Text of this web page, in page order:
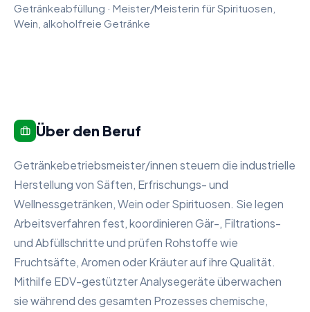
Getränkeabfüllung · Meister/Meisterin für Spirituosen,
Wein, alkoholfreie Getränke
Über den Beruf
Getränkebetriebsmeister/innen steuern die industrielle
Herstellung von Säften, Erfrischungs- und
Wellnessgetränken, Wein oder Spirituosen. Sie legen
Arbeitsverfahren fest, koordinieren Gär-, Filtrations-
und Abfüllschritte und prüfen Rohstoffe wie
Fruchtsäfte, Aromen oder Kräuter auf ihre Qualität.
Mithilfe EDV-gestützter Analysegeräte überwachen
sie während des gesamten Prozesses chemische,